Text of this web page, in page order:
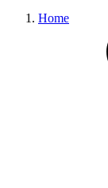
Home